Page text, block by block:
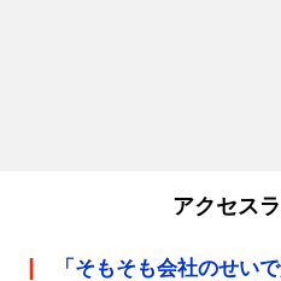
アクセス
「そもそも会社のせい